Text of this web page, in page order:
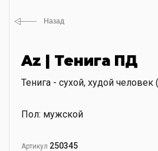
Назад
Az | Тенига ПД
Тенига - сухой, худой человек
Пол: мужской
Артикул 250345